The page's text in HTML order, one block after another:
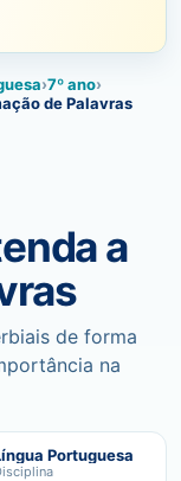
›7º ano›
de Palavras
a
de forma
na
Portuguesa